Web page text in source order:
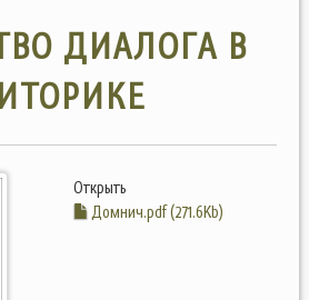
ДИАЛОГА В
Открыть
Домнич.pdf (271.6Kb)